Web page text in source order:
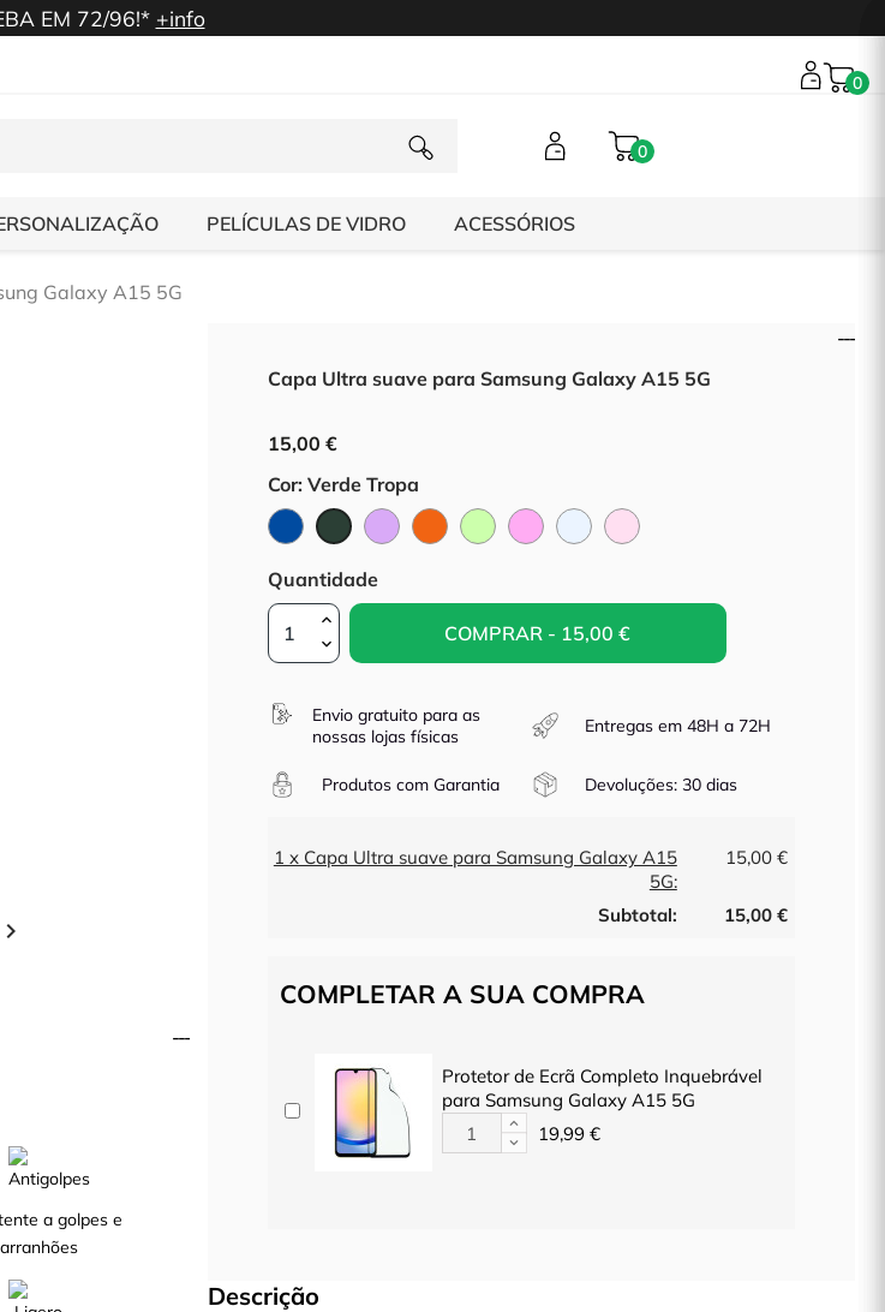
EM 72/96!* +info
0
0
PELÍCULAS DE VIDRO ACESSÓRIOS
Galaxy A15 5G

a golpes e
arranhões
Capa Ultra suave para Samsung Galaxy A15 5G
15,00 €
Cor: Verde Tropa
Azul
Verde
Tropa
Lilás LaranjaVerde
Lima
Rosa
Frambuesa
Pale
Blue
Rosa
Quantidade
COMPRAR - 15,00 €
Envio gratuito para as
nossas lojas físicas
Entregas em 48H a 72H
Produtos com Garantia Devoluções: 30 dias
1 x Capa Ultra suave para Samsung Galaxy A15
5G:
15,00 €
Subtotal: 15,00 €
COMPLETAR A SUA COMPRA
Protetor de Ecrã Completo Inquebrável
para Samsung Galaxy A15 5G
19,99 €
Descrição